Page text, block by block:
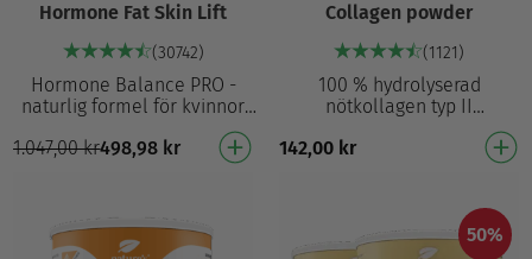
Hormone Fat Skin Lift
(30742)
Hormone Balance PRO -
naturlig formel för kvinnor
som med vitamin B6 bidrar
till reglering av
hormonaktivitet Förbättra…
1.047,00kr498,98 kr
Collagen powder
(1121)
100 % hydrolyserad
nötkollagen typ II
Hydrolyserad för bättre
absorption – nedbruten till
142,00 kr
50%